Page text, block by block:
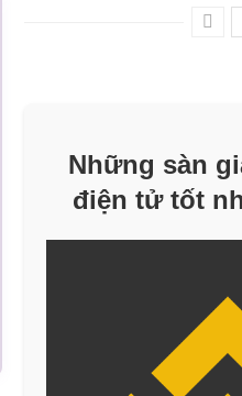
Những sàn
điện tử tốt